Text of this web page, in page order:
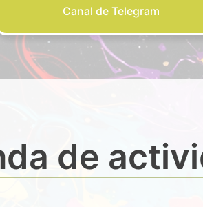
Canal de Telegram
de